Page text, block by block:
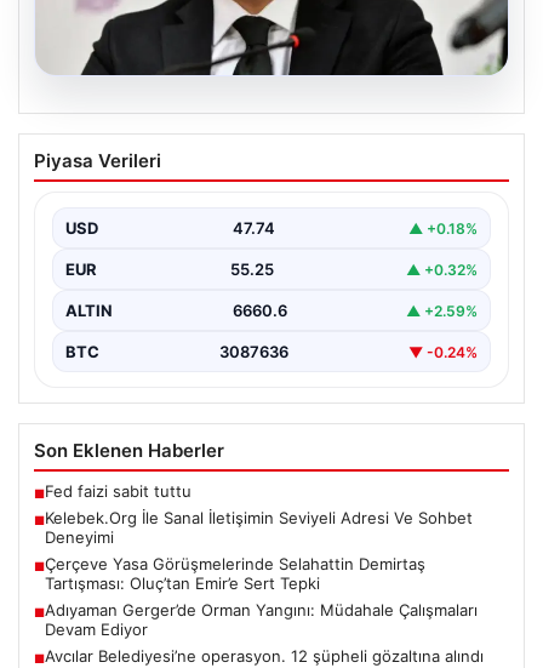
07.08.2026
Çerçeve Yasa Görüşmelerinde
Selahattin Demirtaş Tartışması:
Çerçeve yasa tasarısının görüşülmesi sırasında DEM
Piyasa Verileri
USD 47.74 ▲ +0.18%
EUR 55.25 ▲ +0.32%
ALTIN 6660.6 ▲ +2.59%
BTC 3087636 ▼ -0.24%
Son Eklenen Haberler
■Fed faizi sabit tuttu
■Kelebek.Org İle Sanal İletişimin Seviyeli Adresi Ve Sohbet
Deneyimi
■Çerçeve Yasa Görüşmelerinde Selahattin Demirtaş
Tartışması: Oluç’tan Emir’e Sert Tepki
■Adıyaman Gerger’de Orman Yangını: Müdahale Çalışmaları
Devam Ediyor
■Avcılar Belediyesi’ne operasyon. 12 şüpheli gözaltına alındı